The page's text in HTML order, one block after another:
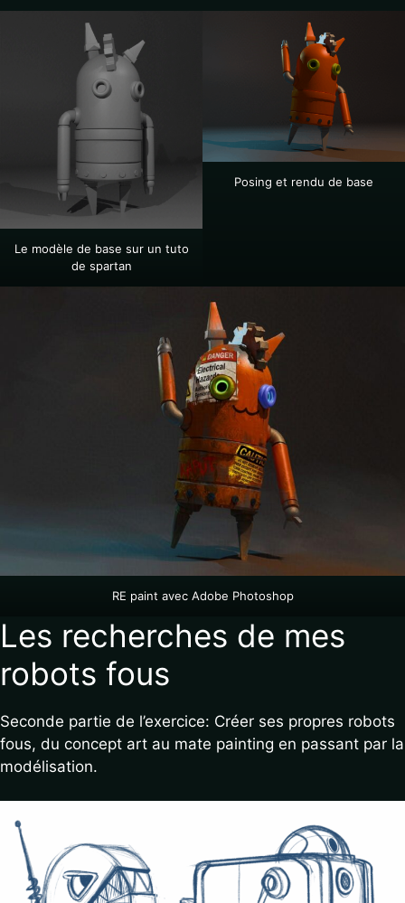
Le modèle de base sur un tuto
de spartan
Posing et rendu de base
RE paint avec Adobe Photoshop
Les recherches de mes
robots fous
Seconde partie de l’exercice: Créer ses propres robots
fous, du concept art au mate painting en passant par la
modélisation.